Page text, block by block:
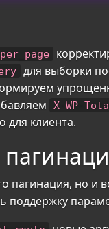
per_page
для выборки
X-WP-
для клиента.
пагинация, но
поддержку